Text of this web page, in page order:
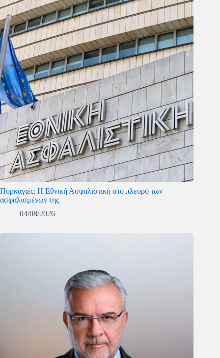
Πυρκαγιές: Η Εθνική Ασφαλιστική στο πλευρό των
ασφαλισμένων της
04/08/2026